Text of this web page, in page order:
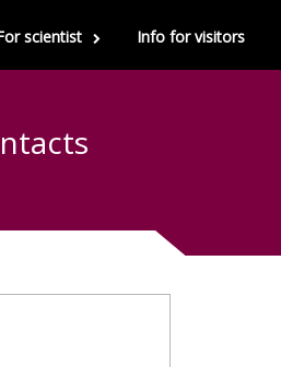
scientist Info for visitors